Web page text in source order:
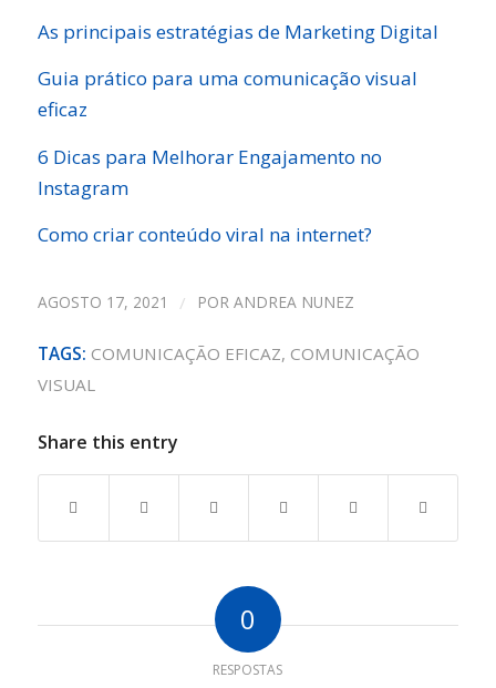
As principais estratégias de Marketing Digital
Guia prático para uma comunicação visual
eficaz
6 Dicas para Melhorar Engajamento no
Instagram
Como criar conteúdo viral na internet?
AGOSTO 17, 2021 / POR ANDREA NUNEZ
TAGS: COMUNICAÇÃO EFICAZ, COMUNICAÇÃO
VISUAL
Share this entry
0
RESPOSTAS